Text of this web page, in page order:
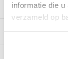
informatie die
verzameld op
Tags